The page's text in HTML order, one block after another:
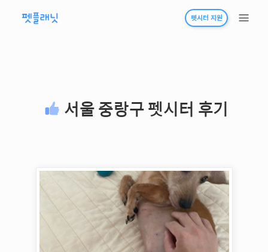
펫시터 지원
서울 중랑구 펫시터 후기